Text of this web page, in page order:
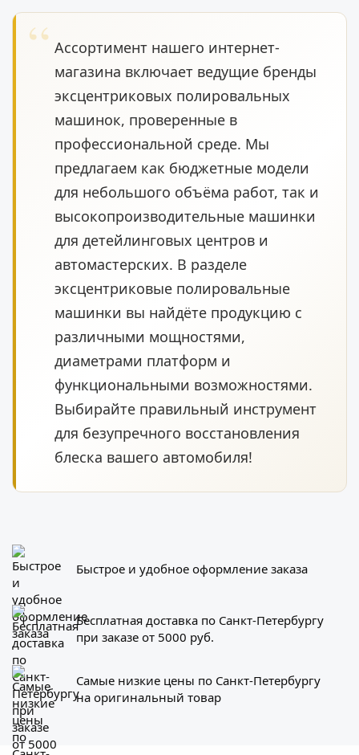
Ассортимент нашего интернет-
магазина включает ведущие бренды
эксцентриковых полировальных
машинок, проверенные в
профессиональной среде. Мы
предлагаем как бюджетные модели
для небольшого объёма работ, так и
высокопроизводительные машинки
для детейлинговых центров и
автомастерских. В разделе
эксцентриковые полировальные
машинки вы найдёте продукцию с
различными мощностями,
диаметрами платформ и
функциональными возможностями.
Выбирайте правильный инструмент
для безупречного восстановления
блеска вашего автомобиля!
Быстрое и удобное оформление заказа
Бесплатная доставка по Санкт-Петербургу
при заказе от 5000 руб.
Самые низкие цены по Санкт-Петербургу
на оригинальный товар